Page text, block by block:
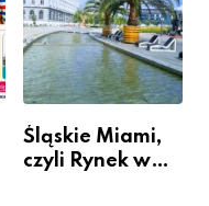
Śląskie Miami,
czyli Rynek w